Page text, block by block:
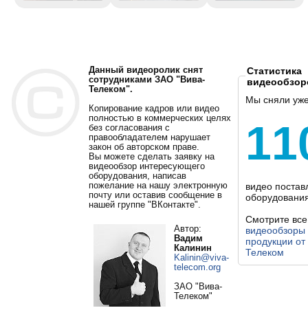
Данный видеоролик снят
сотрудниками ЗАО "Вива-
Телеком".
Копирование кадров или видео
полностью в коммерческих целях
без согласования с
правообладателем нарушает
закон об авторском праве.
Вы можете сделать заявку на
видеообзор интересующего
оборудования, написав
пожелание на нашу электронную
почту или оставив сообщение в
нашей группе "ВКонтакте".
Автор:
Вадим
Калинин
Kalinin@viva-
telecom.org
ЗАО "Вива-
Телеком"
Статистика
Мы сняли
видео
Смотрите все
видеообзоры
продукции
Телеком